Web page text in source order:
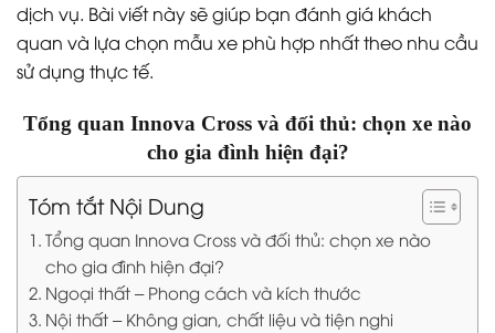
dịch vụ. Bài viết này sẽ giúp bạn đánh giá khách
quan và lựa chọn mẫu xe phù hợp nhất theo nhu cầu
sử dụng thực tế.
Tổng quan Innova Cross và đối thủ: chọn xe nào
cho gia đình hiện đại?
Tóm tắt Nội Dung
Tổng quan Innova Cross và đối thủ: chọn xe nào
cho gia đình hiện đại?
Ngoại thất – Phong cách và kích thước
Nội thất – Không gian, chất liệu và tiện nghi